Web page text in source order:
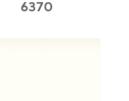
6370